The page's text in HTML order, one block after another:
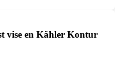
vise en Kähler Kontur